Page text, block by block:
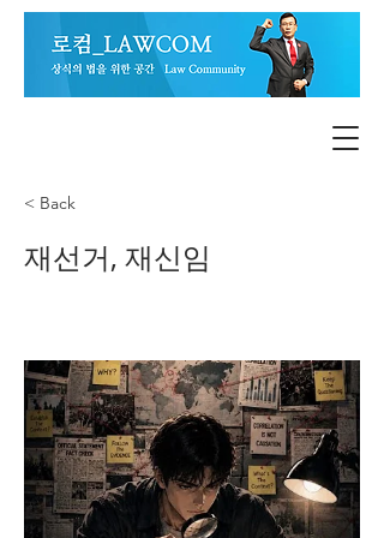
< Back
재선거, 재신임